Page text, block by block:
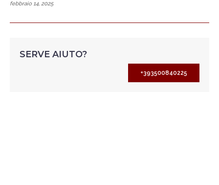
febbraio 14, 2025
SERVE AIUTO?
+393500840225